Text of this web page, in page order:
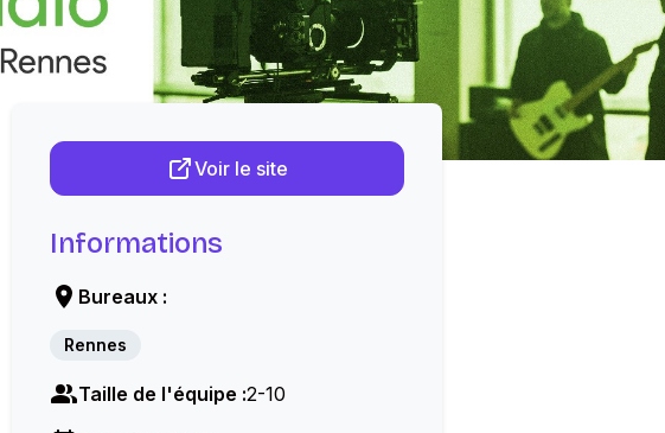
Voir le site
Informations
Bureaux :
Rennes
Taille de l'équipe :2-10